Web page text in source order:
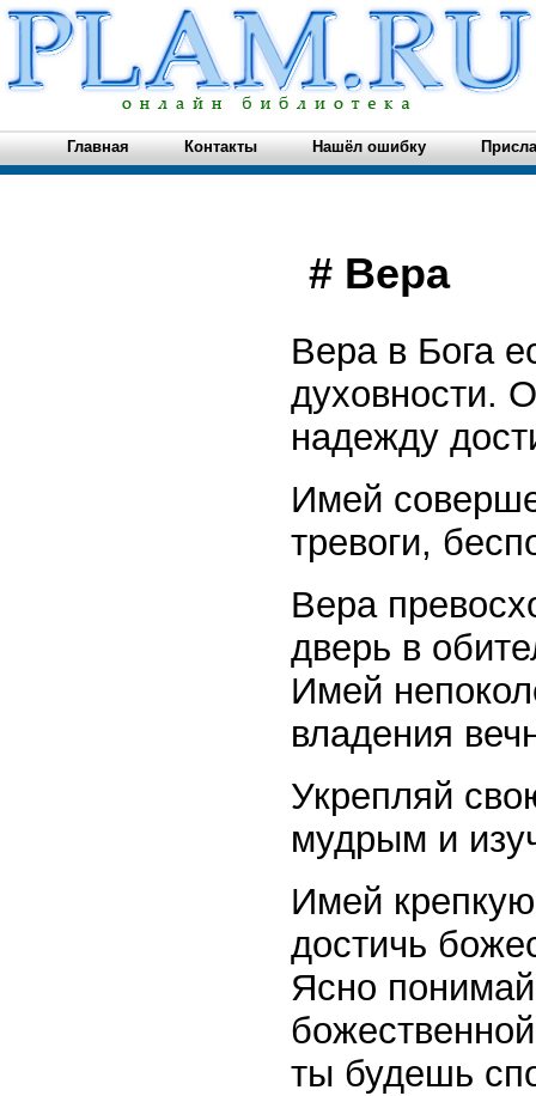
Главная Контакты Нашёл ошибку
# Вера
Вера в Бога
духовности.
надежду
Имей
тревоги,
Вера
дверь в
Имей
владения
Укрепляй
мудрым и
Имей
достичь
Ясно
ты будешь